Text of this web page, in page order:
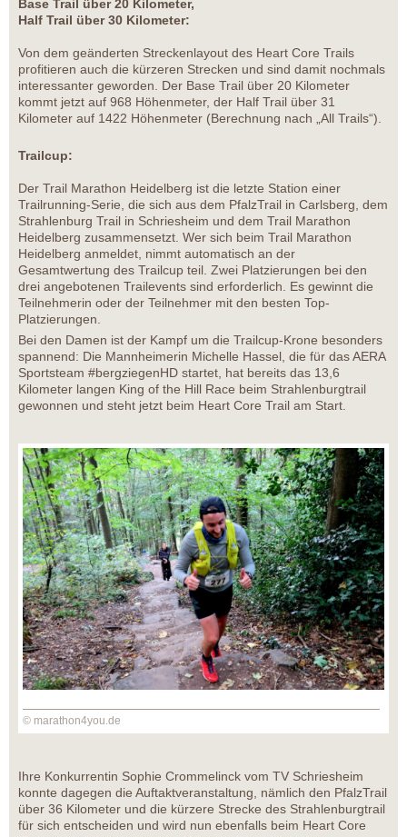
Base Trail über 20 Kilometer,
Half Trail über 30 Kilometer:
Von dem geänderten Streckenlayout des Heart Core Trails
profitieren auch die kürzeren Strecken und sind damit nochmals
interessanter geworden. Der Base Trail über 20 Kilometer
kommt jetzt auf 968 Höhenmeter, der Half Trail über 31
Kilometer auf 1422 Höhenmeter (Berechnung nach „All Trails“).
Trailcup:
Der Trail Marathon Heidelberg ist die letzte Station einer
Trailrunning-Serie, die sich aus dem PfalzTrail in Carlsberg, dem
Strahlenburg Trail in Schriesheim und dem Trail Marathon
Heidelberg zusammensetzt. Wer sich beim Trail Marathon
Heidelberg anmeldet, nimmt automatisch an der
Gesamtwertung des Trailcup teil. Zwei Platzierungen bei den
drei angebotenen Trailevents sind erforderlich. Es gewinnt die
Teilnehmerin oder der Teilnehmer mit den besten Top-
Platzierungen.
Bei den Damen ist der Kampf um die Trailcup-Krone besonders
spannend: Die Mannheimerin Michelle Hassel, die für das AERA
Sportsteam #bergziegenHD startet, hat bereits das 13,6
Kilometer langen King of the Hill Race beim Strahlenburgtrail
gewonnen und steht jetzt beim Heart Core Trail am Start.
© marathon4you.de
Ihre Konkurrentin Sophie Crommelinck vom TV Schriesheim
konnte dagegen die Auftaktveranstaltung, nämlich den PfalzTrail
über 36 Kilometer und die kürzere Strecke des Strahlenburgtrail
für sich entscheiden und wird nun ebenfalls beim Heart Core